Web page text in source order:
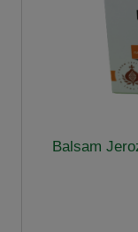
Balsam